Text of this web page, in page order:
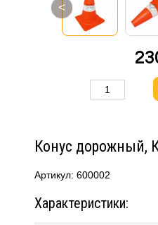
Конус дорожный,
Артикул: 600002
Характеристики:
<